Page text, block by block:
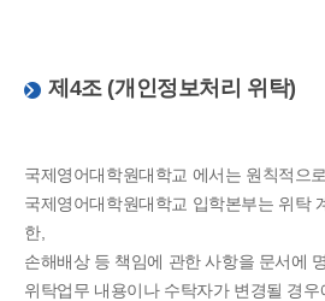
제4조 (개인정보처리 위탁)
국제영어대학원대학교 에서는 원칙적으
국제영어대학원대학교 입학본부는 위탁
한,
손해배상 등 책임에 관한 사항을 문서에
위탁업무 내용이나 수탁자가 변경될 경